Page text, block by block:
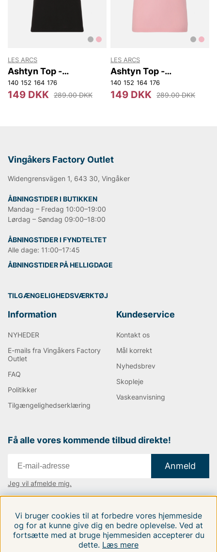
FILTRERA EFTER SORTER EFTER:
LES ARCS
Ashtyn Top -
Youth/Girl
140 152 164 176
149 DKK 289.00 DKK
LES ARCS
Ashtyn Top -
Youth/Girl
140 152 164 176
149 DKK 289.00 DKK
Vingåkers Factory Outlet
Widengrensvägen 1, 643 30, Vingåker
ÅBNINGSTIDER I BUTIKKEN
Mandag – Fredag 10:00–19:00
Lørdag – Søndag 09:00–18:00
ÅBNINGSTIDER I FYNDTELTET
Alle dage: 11:00–17:45
ÅBNINGSTIDER PÅ HELLIGDAGE
TILGÆNGELIGHEDSVÆRKTØJ
Information
NYHEDER
E-mails fra Vingåkers Factory
Outlet
FAQ
Politikker
Tilgængelighedserklæring
Kundeservice
Kontakt os
Mål korrekt
Nyhedsbrev
Skopleje
Vaskeanvisning
Få alle vores kommende tilbud direkte!
Anmeld
Jeg vil afmelde mig.
Følg os på vores sociale medier.
Vi bruger cookies til at forbedre vores hjemmeside
og for at kunne give dig en bedre oplevelse. Ved at
fortsætte med at bruge hjemmesiden accepterer du
dette. Læs mere